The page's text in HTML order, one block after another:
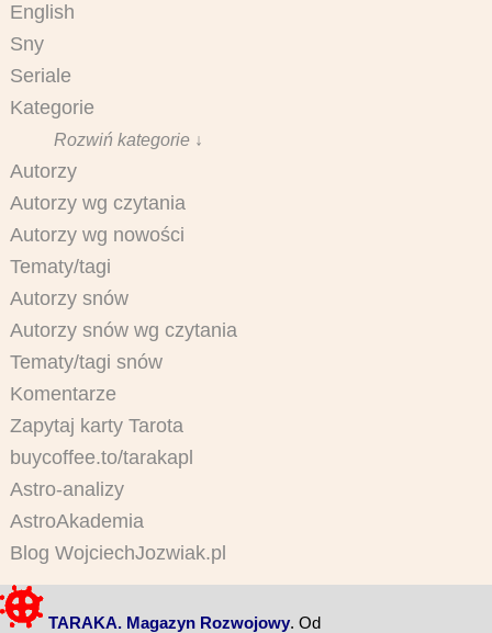
English
Sny
Seriale
Kategorie
Rozwiń kategorie ↓
Autorzy
Autorzy wg czytania
Autorzy wg nowości
Tematy/tagi
Autorzy snów
Autorzy snów wg czytania
Tematy/tagi snów
Komentarze
Zapytaj karty Tarota
buycoffee.to/tarakapl
Astro-analizy
AstroAkademia
Blog WojciechJozwiak.pl
TARAKA. Magazyn Rozwojowy. Od